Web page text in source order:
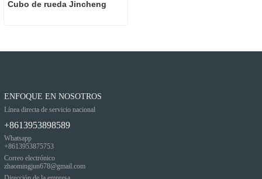
Cubo de rueda Jincheng
ENFOQUE EN NOSOTROS
Línea directa de servicio nacional
+8613953898589
Whatsapp
+8613953875753
Correo electrónico
zhaomingjun678@gmail.com